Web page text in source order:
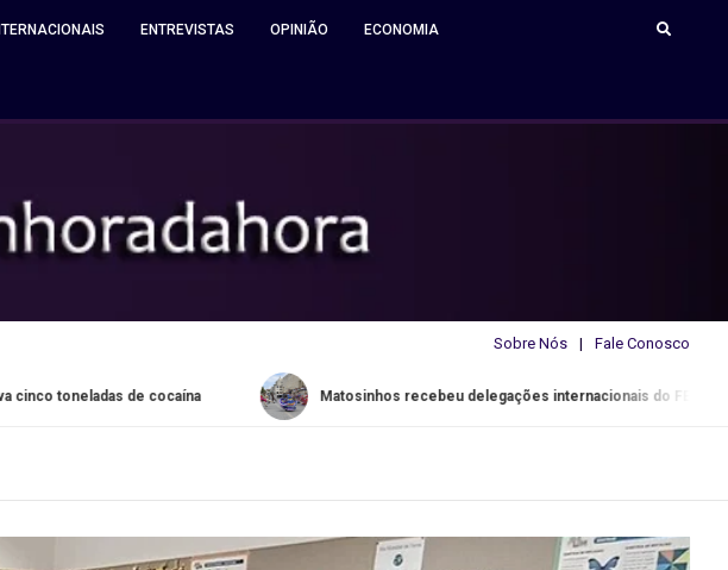
ENTREVISTAS OPINIÃO ECONOMIA
Sobre Nós Fale Conosco
de cocaína Matosinhos recebeu delegações internacionais do FESTARTE